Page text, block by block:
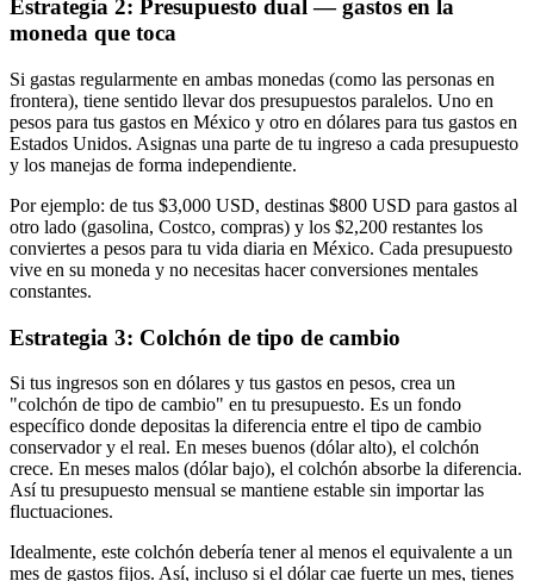
Estrategia 2: Presupuesto dual — gastos en la
moneda que toca
Si gastas regularmente en ambas monedas (como las personas en
frontera), tiene sentido llevar dos presupuestos paralelos. Uno en
pesos para tus gastos en México y otro en dólares para tus gastos en
Estados Unidos. Asignas una parte de tu ingreso a cada presupuesto
y los manejas de forma independiente.
Por ejemplo: de tus $3,000 USD, destinas $800 USD para gastos al
otro lado (gasolina, Costco, compras) y los $2,200 restantes los
conviertes a pesos para tu vida diaria en México. Cada presupuesto
vive en su moneda y no necesitas hacer conversiones mentales
constantes.
Estrategia 3: Colchón de tipo de cambio
Si tus ingresos son en dólares y tus gastos en pesos, crea un
"colchón de tipo de cambio" en tu presupuesto. Es un fondo
específico donde depositas la diferencia entre el tipo de cambio
conservador y el real. En meses buenos (dólar alto), el colchón
crece. En meses malos (dólar bajo), el colchón absorbe la diferencia.
Así tu presupuesto mensual se mantiene estable sin importar las
fluctuaciones.
Idealmente, este colchón debería tener al menos el equivalente a un
mes de gastos fijos. Así, incluso si el dólar cae fuerte un mes, tienes